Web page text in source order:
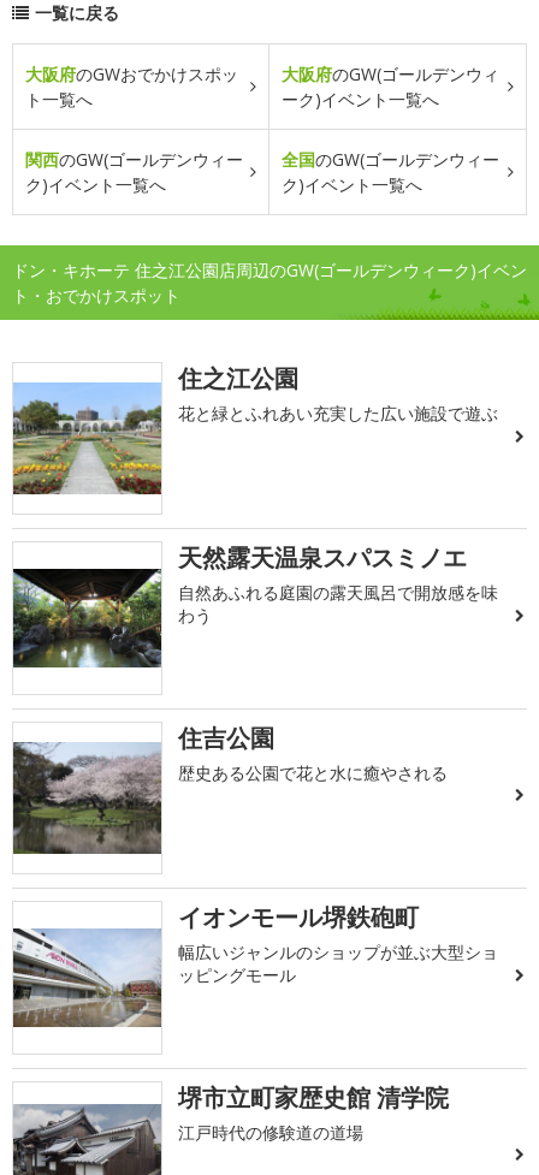
一覧に戻る
大阪府のGWおでかけスポッ
ト一覧へ
大阪府のGW(ゴールデンウィ
ーク)イベント一覧へ
関西のGW(ゴールデンウィー
ク)イベント一覧へ
全国のGW(ゴールデンウィー
ク)イベント一覧へ
ドン・キホーテ 住之江公園店周辺のGW(ゴールデンウィーク)イベン
ト・おでかけスポット
住之江公園
花と緑とふれあい充実した広い施設で遊ぶ
天然露天温泉スパスミノエ
自然あふれる庭園の露天風呂で開放感を味
わう
住吉公園
歴史ある公園で花と水に癒やされる
イオンモール堺鉄砲町
幅広いジャンルのショップが並ぶ大型ショ
ッピングモール
堺市立町家歴史館 清学院
江戸時代の修験道の道場